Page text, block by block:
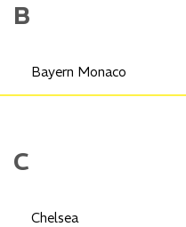
B
Bayern Monaco
C
Chelsea